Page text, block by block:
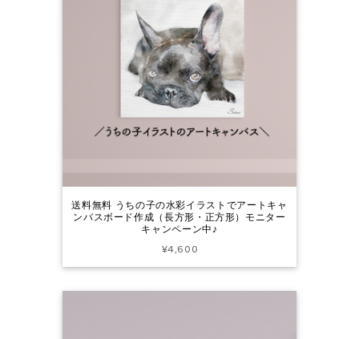
送料無料 うちの子の水彩イラストでアートキャ
ンバスボード作成（長方形・正方形）モニター
キャンペーン中♪
¥4,600